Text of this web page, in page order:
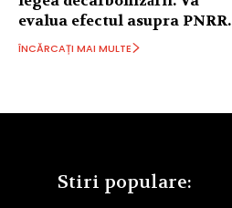
evalua efectul asupra PNRR.
ÎNCĂRCAȚI MAI MULTE
Stiri populare: